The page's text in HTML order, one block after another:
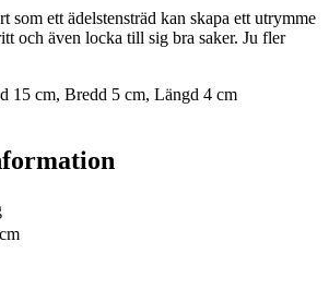
som ett ädelstensträd kan skapa ett utrymme
och även locka till sig bra saker. Ju fler
15 cm, Bredd 5 cm, Längd 4 cm